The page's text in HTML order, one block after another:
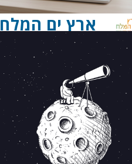
ארץ ים המלח